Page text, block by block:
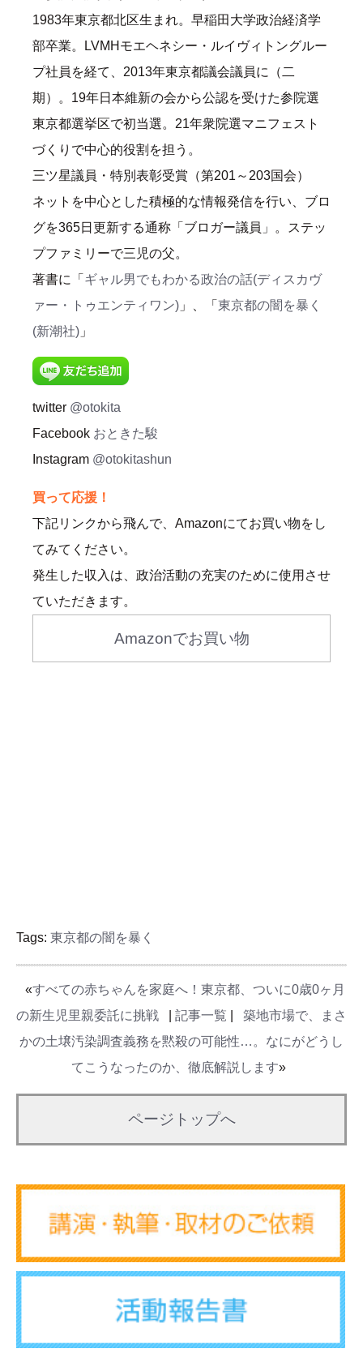
1983年東京都北区生まれ。早稲田大学政治経済学
部卒業。LVMHモエヘネシー・ルイヴィトングルー
プ社員を経て、2013年東京都議会議員に（二
期）。19年日本維新の会から公認を受けた参院選
東京都選挙区で初当選。21年衆院選マニフェスト
づくりで中心的役割を担う。
三ツ星議員・特別表彰受賞（第201～203国会）
ネットを中心とした積極的な情報発信を行い、ブロ
グを365日更新する通称「ブロガー議員」。ステッ
プファミリーで三児の父。
著書に「 ギャル男でもわかる政治の話(ディスカヴ
ァー・トゥエンティワン) 」、「 東京都の闇を暴く
(新潮社) 」
twitter @otokita
Facebook おときた駿
Instagram @otokitashun
買って応援！
下記リンクから飛んで、Amazonにてお買い物をし
てみてください。
発生した収入は、政治活動の充実のために使用させ
ていただきます。
Amazonでお買い物
Tags: 東京都の闇を暴く
«すべての赤ちゃんを家庭へ！東京都、ついに0歳0ヶ月
の新生児里親委託に挑戦
記事一覧
築地市場で、まさ
かの土壌汚染調査義務を黙殺の可能性…。なにがどうし
てこうなったのか、徹底解説します»
ページトップへ